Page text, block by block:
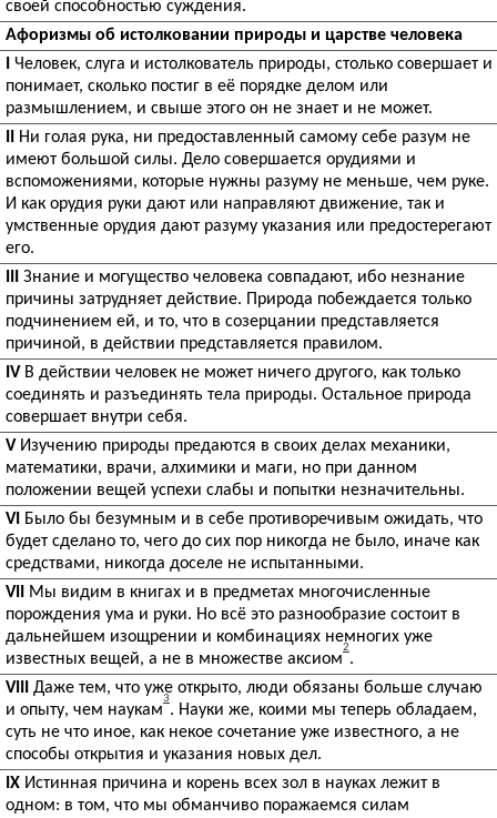
своей способностью суждения.
Афоризмы об истолковании природы и царстве человека
Человек, слуга и истолкователь природы, столько совершает и
понимает, сколько постиг в её порядке делом или
размышлением, и свыше этого он не знает и не может.
Ни голая рука, ни предоставленный самому себе разум не
имеют большой силы. Дело совершается орудиями и
вспоможениями, которые нужны разуму не меньше, чем руке.
И как орудия руки дают или направляют движение, так и
умственные орудия дают разуму указания или предостерегают
его.
Знание и могущество человека совпадают, ибо незнание
причины затрудняет действие. Природа побеждается только
подчинением ей, и то, что в созерцании представляется
причиной, в действии представляется правилом.
V В действии человек не может ничего другого, как только
соединять и разъединять тела природы. Остальное природа
совершает внутри себя.
V Изучению природы предаются в своих делах механики,
математики, врачи, алхимики и маги, но при данном
положении вещей успехи слабы и попытки незначительны.
VI
Было бы безумным и в себе противоречивым ожидать, что
будет сделано то, чего до сих пор никогда не было, иначе как
средствами, никогда доселе не испытанными.
VII
Мы видим в книгах и в предметах многочисленные
порождения ума и руки. Но всё это разнообразие состоит в
дальнейшем изощрении и комбинациях немногих уже
известных вещей, а не в множестве аксиом
2
.
VIII
Даже тем, что уже открыто, люди обязаны больше случаю
и опыту, чем наукам
3
. Науки же, коими мы теперь обладаем,
суть не что иное, как некое сочетание уже известного, а не
способы открытия и указания новых дел.
IX Истинная причина и корень всех зол в науках лежит в
одном: в том, что мы обманчиво поражаемся силам